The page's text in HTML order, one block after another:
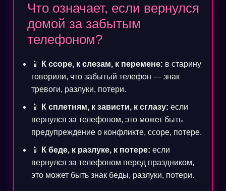
Что означает, если вернулся
домой за забытым
телефоном?
📱 К ссоре, к слезам, к перемене: в старину
говорили, что забытый телефон — знак
тревоги, разлуки, потери.
📱 К сплетням, к зависти, к сглазу: если
вернулся за телефоном, это может быть
предупреждение о конфликте, ссоре, потере.
📱 К беде, к разлуке, к потере: если
вернулся за телефоном перед праздником,
это может быть знак беды, разлуки, потери.